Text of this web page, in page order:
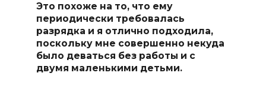
Это похоже на то, что ему
периодически требовалась
разрядка и я отлично подходила,
поскольку мне совершенно некуда
было деваться без работы и с
двумя маленькими детьми.